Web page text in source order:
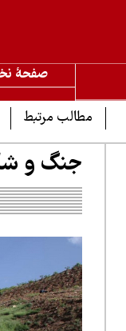
صفحۀ
مطالب مرتبط
جنگ و